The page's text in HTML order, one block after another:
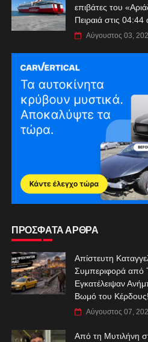
επιβάτες του
Πειραιά στις 04:44
Αύγουστος 03,
ΠΡΟΣΦΑΤΑ ΑΡΘΡΑ
Απίστευτη
Συμπεριφορά από
Εγκατέλειψαν
Βωμό του Κέρδους!
Αύγουστος 07,
Από τη Μυτιλήνη